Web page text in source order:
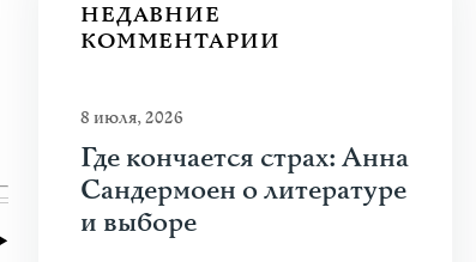
НЕДАВНИЕ
КОММЕНТАРИИ
8 июля, 2026
Где кончается страх: Анна
Сандермоен о литературе
и выборе